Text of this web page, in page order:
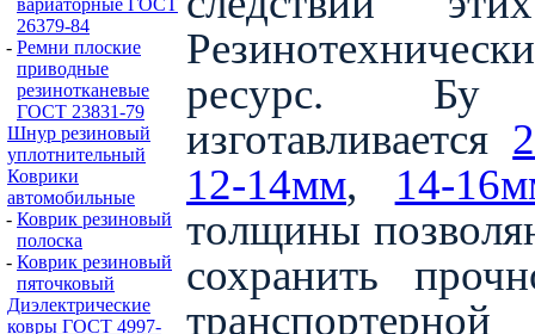
вариаторные ГОСТ
26379-84
- Ремни плоские
приводные
резинотканевые
ГОСТ 23831-79
Шнур резиновый
уплотнительный
Коврики
автомобильные
- Коврик резиновый
полоска
- Коврик резиновый
пяточковый
Диэлектрические
ковры ГОСТ 4997-
ресурс.
Бу
изготавливается
12-14мм, 14-
толщины
сохранить
транспортерной